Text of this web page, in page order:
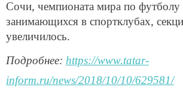
Сочи, чемпионата мира по футболу
занимающихся в спортклубах,
увеличилось.
Подробнее: https://www.tatar-
inform.ru/news/2018/10/10/629581/